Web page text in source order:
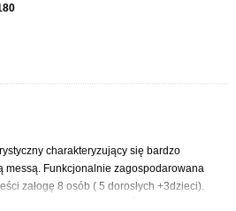
charakteryzujący się bardzo
messą. Funkcjonalnie zagospodarowana
załogę 8 osób ( 5 dorosłych +3dzieci).